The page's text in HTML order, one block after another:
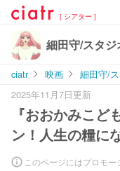
[ シアター ]
細田守/スタジ
ciatr 映画 細田守/
2025年11月7日更新
『おおかみこ
ン！人生の糧に
このページにはプロモ